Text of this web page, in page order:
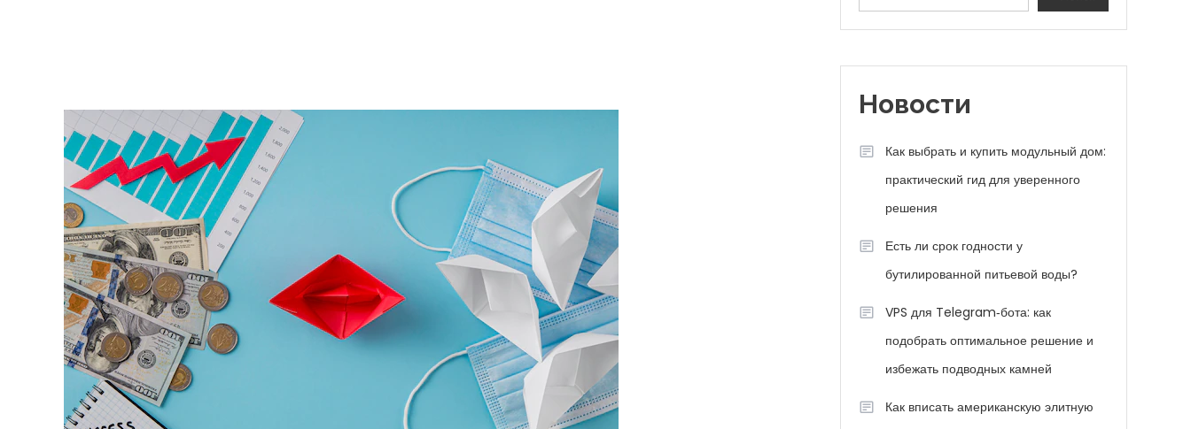
Новости
Как выбрать и купить модульный дом:
практический гид для уверенного
решения
Есть ли срок годности у
бутилированной питьевой воды?
VPS для Telegram‑бота: как
подобрать оптимальное решение и
избежать подводных камней
Как вписать американскую элитную